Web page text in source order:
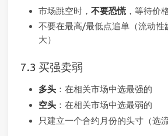
市场跳空时， 不要恐慌，等待价
不要在最高/最低点追单（流动性
大）
7.3 买强卖弱
多头：在相关市场中选最强的
空头：在相关市场中选最弱的
只建立一个合约月份的头寸（选